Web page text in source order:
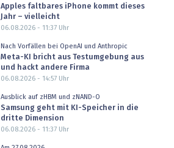
Apples faltbares iPhone kommt dieses
Jahr – vielleicht
06.08.2026 - 11:37Uhr
Nach Vorfällen bei OpenAI und Anthropic
Meta-KI bricht aus Testumgebung aus
und hackt andere Firma
06.08.2026 - 14:57Uhr
Ausblick auf zHBM und zNAND-O
Samsung geht mit KI-Speicher in die
dritte Dimension
06.08.2026 - 11:37Uhr